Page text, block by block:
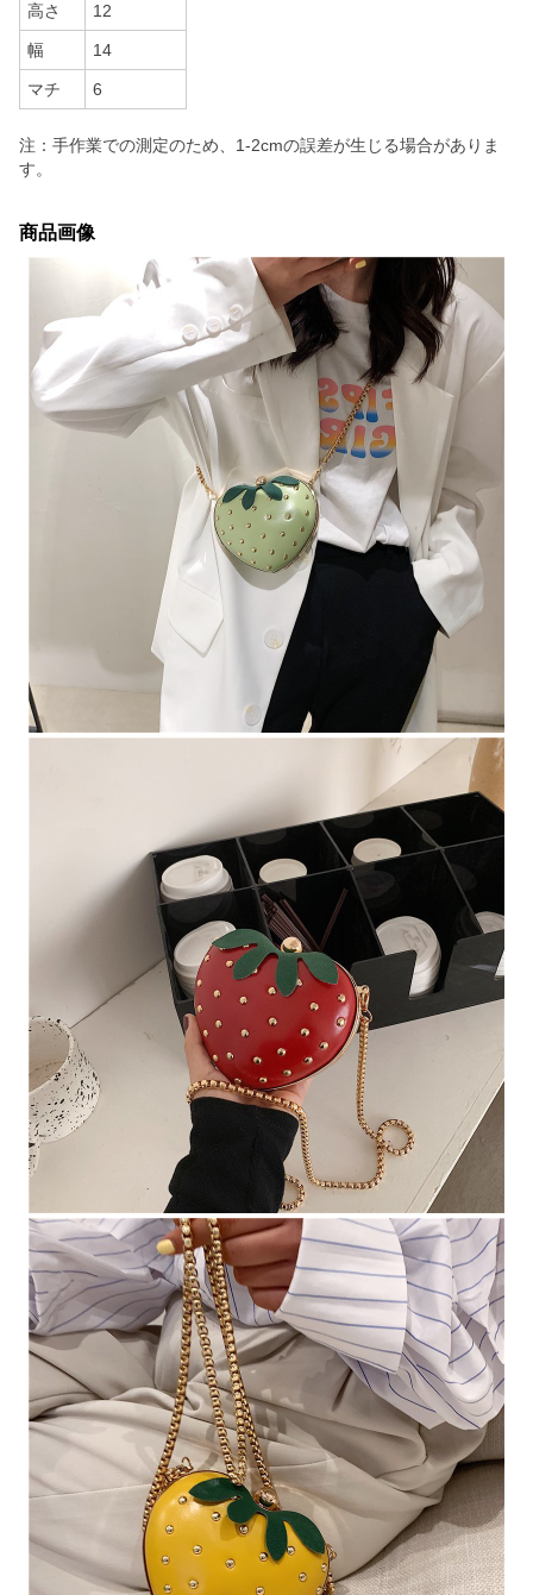
高さ 12
幅 14
マチ 6
注：手作業での測定のため、1-2cmの誤差が生じる場合がありま
す。
商品画像